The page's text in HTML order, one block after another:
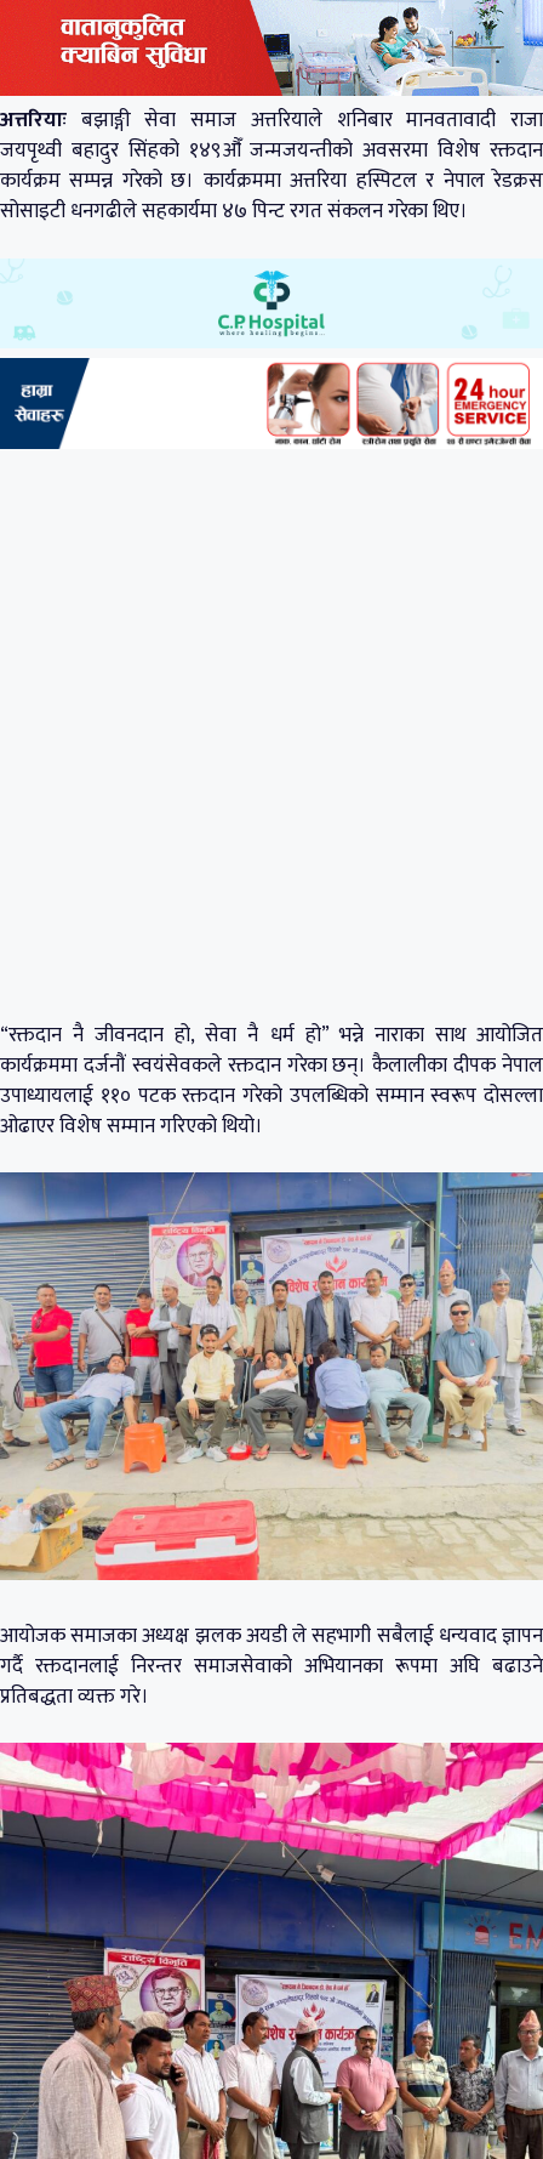
अत्तरियाः बझाङ्गी सेवा समाज अत्तरियाले शनिबार मानवतावादी राजा
जयपृथ्वी बहादुर सिंहको १४९औँ जन्मजयन्तीको अवसरमा विशेष रक्तदान
कार्यक्रम सम्पन्न गरेको छ। कार्यक्रममा अत्तरिया हस्पिटल र नेपाल रेडक्रस
सोसाइटी धनगढीले सहकार्यमा ४७ पिन्ट रगत संकलन गरेका थिए।
“रक्तदान नै जीवनदान हो, सेवा नै धर्म हो” भन्ने नाराका साथ आयोजित
कार्यक्रममा दर्जनौं स्वयंसेवकले रक्तदान गरेका छन्। कैलालीका दीपक नेपाल
उपाध्यायलाई ११० पटक रक्तदान गरेको उपलब्धिको सम्मान स्वरूप दोसल्ला
ओढाएर विशेष सम्मान गरिएको थियो।
आयोजक समाजका अध्यक्ष झलक अयडी ले सहभागी सबैलाई धन्यवाद ज्ञापन
गर्दै रक्तदानलाई निरन्तर समाजसेवाको अभियानका रूपमा अघि बढाउने
प्रतिबद्धता व्यक्त गरे।